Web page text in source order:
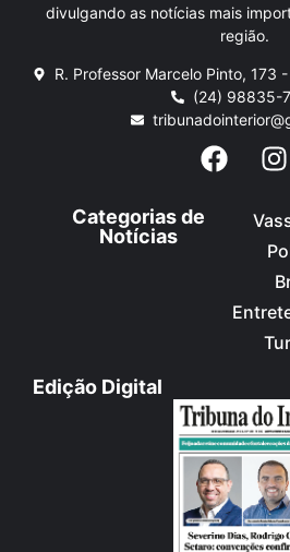
divulgando as notícias mais
região.
R. Professor Marcelo Pinto, 173
(24) 98835-
Categorias de
Notícias
Edição Digital